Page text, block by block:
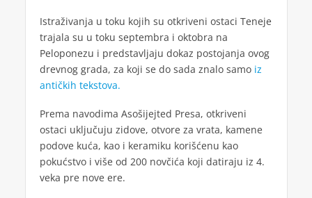
Istraživanja u toku kojih su otkriveni ostaci Teneje
trajala su u toku septembra i oktobra na
Peloponezu i predstavljaju dokaz postojanja ovog
drevnog grada, za koji se do sada znalo samo iz
antičkih tekstova.
Prema navodima Asošijejted Presa, otkriveni
ostaci uključuju zidove, otvore za vrata, kamene
podove kuća, kao i keramiku korišćenu kao
pokućstvo i više od 200 novčića koji datiraju iz 4.
veka pre nove ere.